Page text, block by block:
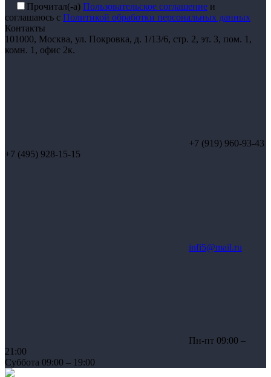
Прочитал(-а) Пользовательское соглашение и
соглашаюсь с Политикой обработки персональных данных
Контакты
101000, Москва, ул. Покровка, д. 1/13/6, стр. 2, эт. 3, пом. 1,
комн. 1, офис 2к.
+7 (919) 960-93-43
+7 (495) 928-15-15
infi5@mail.ru
Пн-пт 09:00 –
21:00
Суббота 09:00 – 19:00